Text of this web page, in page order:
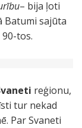
– bija ļoti
Batumi sajūta
tos.
reģionu,
tur nekad
Par Svaneti